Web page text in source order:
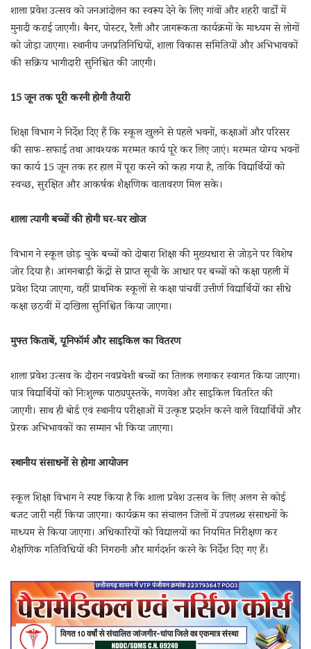
शाला प्रवेश उत्सव को जनआंदोलन का स्वरूप देने के लिए गांवों और शहरी वार्डों में
मुनादी कराई जाएगी। बैनर, पोस्टर, रैली और जागरूकता कार्यक्रमों के माध्यम से लोगों
को जोड़ा जाएगा। स्थानीय जनप्रतिनिधियों, शाला विकास समितियों और अभिभावकों
की सक्रिय भागीदारी सुनिश्चित की जाएगी।
15 जून तक पूरी करनी होगी तैयारी
शिक्षा विभाग ने निर्देश दिए हैं कि स्कूल खुलने से पहले भवनों, कक्षाओं और परिसर
की साफ-सफाई तथा आवश्यक मरम्मत कार्य पूरे कर लिए जाएं। मरम्मत योग्य भवनों
का कार्य 15 जून तक हर हाल में पूरा करने को कहा गया है, ताकि विद्यार्थियों को
स्वच्छ, सुरक्षित और आकर्षक शैक्षणिक वातावरण मिल सके।
शाला त्यागी बच्चों की होगी घर-घर खोज
विभाग ने स्कूल छोड़ चुके बच्चों को दोबारा शिक्षा की मुख्यधारा से जोड़ने पर विशेष
जोर दिया है। आंगनबाड़ी केंद्रों से प्राप्त सूची के आधार पर बच्चों को कक्षा पहली में
प्रवेश दिया जाएगा, वहीं प्राथमिक स्कूलों से कक्षा पांचवीं उत्तीर्ण विद्यार्थियों का सीधे
कक्षा छठवीं में दाखिला सुनिश्चित किया जाएगा।
मुफ्त किताबें, यूनिफॉर्म और साइकिल का वितरण
शाला प्रवेश उत्सव के दौरान नवप्रवेशी बच्चों का तिलक लगाकर स्वागत किया जाएगा।
पात्र विद्यार्थियों को निःशुल्क पाठ्यपुस्तकें, गणवेश और साइकिल वितरित की
जाएगी। साथ ही बोर्ड एवं स्थानीय परीक्षाओं में उत्कृष्ट प्रदर्शन करने वाले विद्यार्थियों और
प्रेरक अभिभावकों का सम्मान भी किया जाएगा।
स्थानीय संसाधनों से होगा आयोजन
स्कूल शिक्षा विभाग ने स्पष्ट किया है कि शाला प्रवेश उत्सव के लिए अलग से कोई
बजट जारी नहीं किया जाएगा। कार्यक्रम का संचालन जिलों में उपलब्ध संसाधनों के
माध्यम से किया जाएगा। अधिकारियों को विद्यालयों का नियमित निरीक्षण कर
शैक्षणिक गतिविधियों की निगरानी और मार्गदर्शन करने के निर्देश दिए गए हैं।